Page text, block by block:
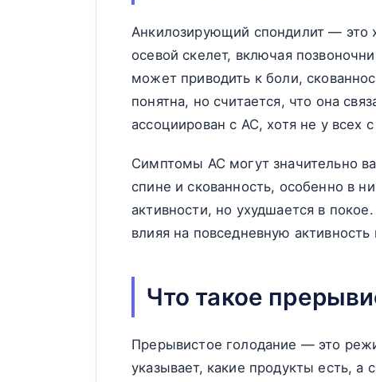
Анкилозирующий спондилит — это
осевой скелет, включая
может приводить к боли,
понятна, но считается, что она
ассоциирован с АС, хотя не у всех
Симптомы АС могут значительно
спине и скованность, особенно в
активности, но ухудшается в
влияя на повседневную
Что такое
Прерывистое голодание — это
указывает, какие продукты есть,